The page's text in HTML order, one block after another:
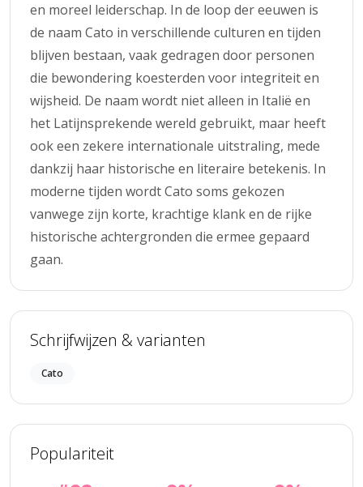
en moreel leiderschap. In de loop der eeuwen is
de naam Cato in verschillende culturen en tijden
blijven bestaan, vaak gedragen door personen
die bewondering koesterden voor integriteit en
wijsheid. De naam wordt niet alleen in Italië en
het Latijnsprekende wereld gebruikt, maar heeft
ook een zekere internationale uitstraling, mede
dankzij haar historische en literaire betekenis. In
moderne tijden wordt Cato soms gekozen
vanwege zijn korte, krachtige klank en de rijke
historische achtergronden die ermee gepaard
gaan.
Schrijfwijzen & varianten
Cato
Populariteit